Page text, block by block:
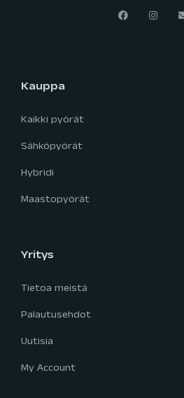
Kauppa
Kaikki pyörät
Sähköpyörät
Hybridi
Maastopyörät
Yritys
Tietoa meistä
Palautusehdot
Uutisia
My Account